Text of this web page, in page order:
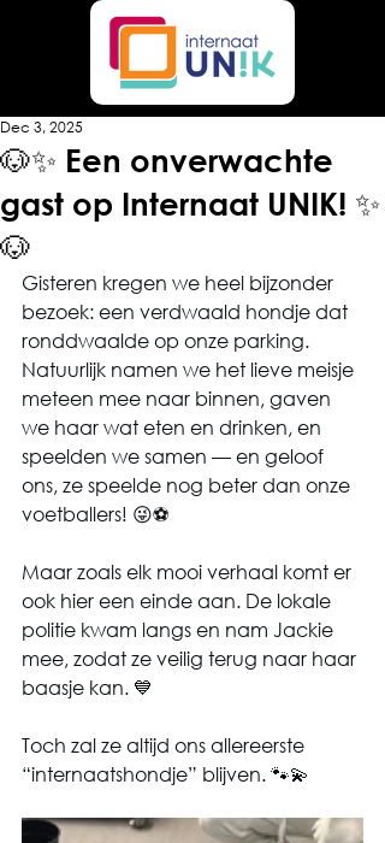
🐶✨ Een onverwachte
gast op Internaat UNIK! ✨
🐶
Dec 3, 2025
Gisteren kregen we heel bijzonder
bezoek: een verdwaald hondje dat
ronddwaalde op onze parking.
Natuurlijk namen we het lieve meisje
meteen mee naar binnen, gaven
we haar wat eten en drinken, en
speelden we samen — en geloof
ons, ze speelde nog beter dan onze
voetballers! 😜⚽️
Maar zoals elk mooi verhaal komt er
ook hier een einde aan. De lokale
politie kwam langs en nam Jackie
mee, zodat ze veilig terug naar haar
baasje kan. 💙
Toch zal ze altijd ons allereerste
“internaatshondje” blijven. 🐾💫